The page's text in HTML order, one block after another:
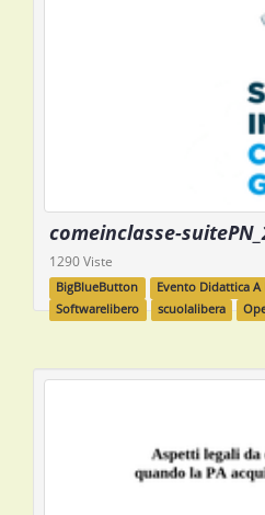
comeinclasse-
1290 Viste
BigBlueButton
Evento Didattica A
Softwarelibero
scuolalibera